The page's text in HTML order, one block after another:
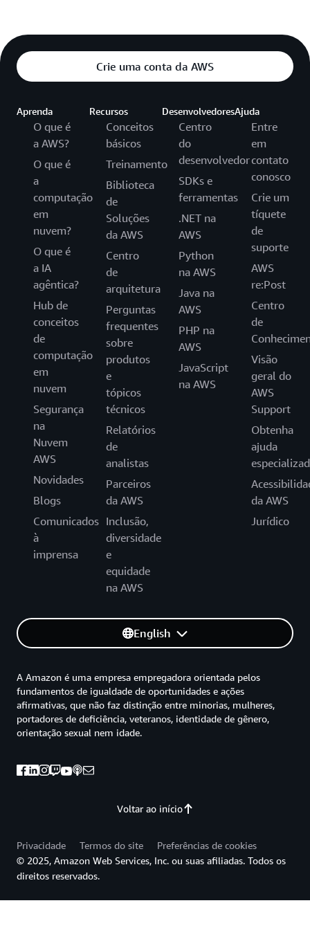
Crie uma conta da AWS
Aprenda
O que é
a AWS?
O que é
a
computação
em
nuvem?
O que é
a IA
agêntica?
Hub de
conceitos
de
computação
em
nuvem
Segurança
na
Nuvem
AWS
Novidades
Blogs
Comunicados
à
imprensa
Recursos
Conceitos
básicos
Treinamento
Biblioteca
de
Soluções
da AWS
Centro
de
arquitetura
Perguntas
frequentes
sobre
produtos
e
tópicos
técnicos
Relatórios
de
analistas
Parceiros
da AWS
Inclusão,
diversidade
e
equidade
na AWS
Desenvolvedores
Centro
do
desenvolvedor
SDKs e
ferramentas
.NET na
AWS
Python
na AWS
Java na
AWS
PHP na
AWS
JavaScript
na AWS
Ajuda
Entre
em
contato
conosco
Crie um
tíquete
de
suporte
AWS
re:Post
Centro
de
Visão
geral do
AWS
Support
Obtenha
ajuda
da AWS
Jurídico
English
Voltar ao início
A Amazon é uma empresa empregadora orientada pelos
fundamentos de igualdade de oportunidades e ações
afirmativas, que não faz distinção entre minorias, mulheres,
portadores de deficiência, veteranos, identidade de gênero,
orientação sexual nem idade.
Privacidade Termos do site
Preferências de cookies
© 2025, Amazon Web Services, Inc. ou suas afiliadas. Todos os
direitos reservados.